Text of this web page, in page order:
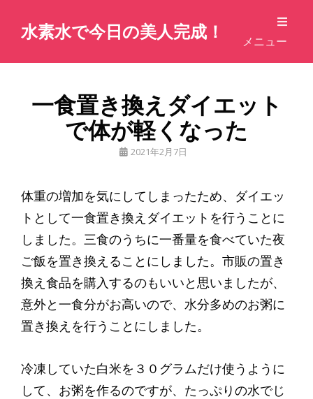
水素水で今日の美人完成！ メニュー
一食置き換えダイエット
で体が軽くなった
公 2021年2月7日
体重の増加を気にしてしまったため、ダイエッ
トとして一食置き換えダイエットを行うことに
しました。三食のうちに一番量を食べていた夜
ご飯を置き換えることにしました。市販の置き
換え食品を購入するのもいいと思いましたが、
意外と一食分がお高いので、水分多めのお粥に
置き換えを行うことにしました。
冷凍していた白米を３０グラムだけ使うように
して、お粥を作るのですが、たっぷりの水でじ